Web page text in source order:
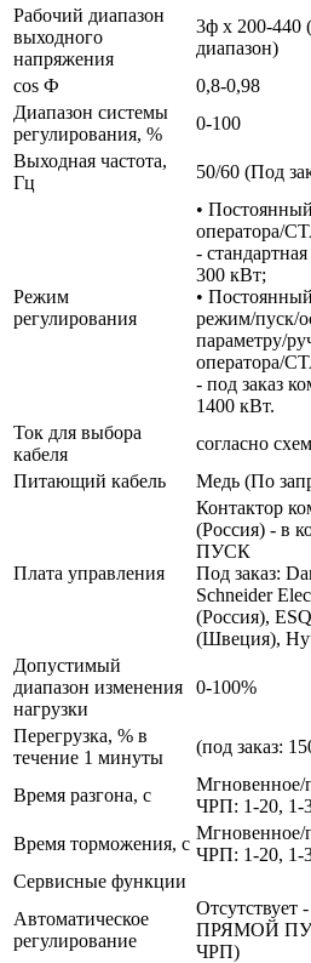
Рабочий диапазон
выходного
напряжения
3ф х 200-440
диапазон)
cos Ф
0,8-0,98
Диапазон системы
регулирования, %
0-100
Выходная частота,
Гц
50/60 (Под
Режим
регулирования
•
-
300 кВт;
•
режим/пуск/
параметру/
- под заказ
1400 кВт.
Ток для выбора
кабеля
согласно
Питающий кабель
Медь (По
Плата управления
Контактор
(Россия) - в
ПУСК
Под заказ:
Schneider
(Россия),
(Швеция),
Допустимый
диапазон изменения
нагрузки
0-100%
Перегрузка, % в
течение 1 минуты
(под заказ:
Время разгона, с
Мгновенное/
ЧРП: 1-20, 1-
Время торможения, с
Мгновенное/
ЧРП: 1-20, 1-
Сервисные функции
Автоматическое
регулирование
Отсутствует
ПРЯМОЙ
ЧРП)